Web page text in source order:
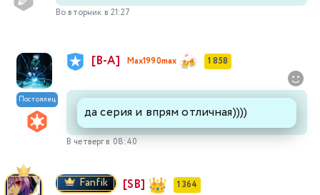
Во вторник в 21:27
Постоялец
[В-А] Max1990max 1 858
да серия и впрям отличная))))
В четверг в 08:40
Fanfik [SB] 1 364